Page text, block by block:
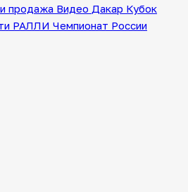
продажа Видео Дакар Кубок
РАЛЛИ Чемпионат России